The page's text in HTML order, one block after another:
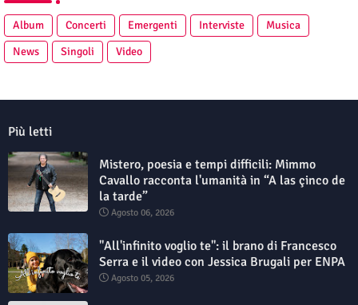
Album Concerti Emergenti Interviste
Musica
News
Singoli Video
Più letti
Mistero, poesia e tempi difficili: Mimmo
Cavallo racconta l'umanità in “A las çinco de
la tarde”
Agosto 06, 2026
"All'infinito voglio te": il brano di Francesco
Serra e il video con Jessica Brugali per ENPA
Agosto 05, 2026